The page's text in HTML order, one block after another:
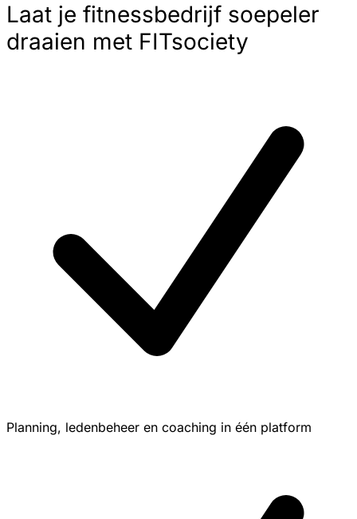
Laat je fitnessbedrijf soepeler
draaien met FITsociety
Planning, ledenbeheer en coaching in één platform